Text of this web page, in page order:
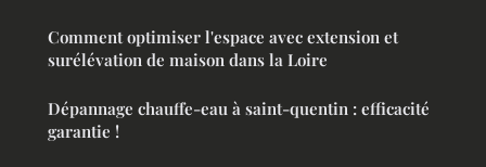
Comment optimiser l'espace avec extension et
surélévation de maison dans la Loire
Dépannage chauffe-eau à saint-quentin : efficacité
garantie !